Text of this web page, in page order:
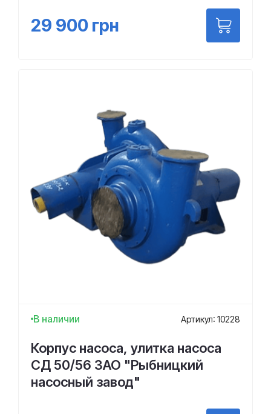
29 900 грн
В наличии Артикул: 10228
Корпус насоса, улитка насоса
СД 50/56 ЗАО "Рыбницкий
насосный завод"